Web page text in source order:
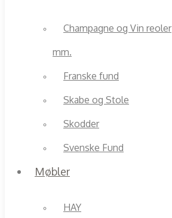
Champagne og Vin reoler
mm.
Franske fund
Skabe og Stole
Skodder
Svenske Fund
Møbler
HAY